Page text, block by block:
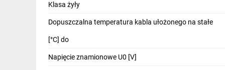
Odzież ochronna i BHP
Inne
Budowa i Remont
Klasa żyły
Dopuszczalna temperatura kabla ułożonego na stałe
[°C] do
Napięcie znamionowe U0 [V]